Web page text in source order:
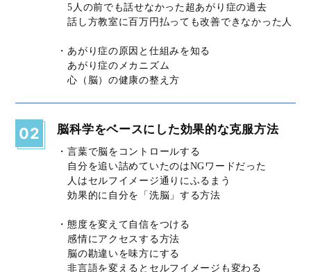
5人の前でも話せなかった超あがり症の過去
話し方教室に百万円払っても改善できなかった人
・あがり症の原因と仕組みを知る
あがり症のメカニズム
心（脳）の健康の整え方
02 脳科学をベースにした効果的な克服方法
・言葉で脳をコントロールする
自分を追い詰めていたのはNGワードだった
人はセルフイメージ通りにふるまう
効果的に自分を「洗脳」する方法
・態度を変えて自信をつける
感情にアクセスする方法
脳の勘違いを味方にする
非言語を変えるとセルフイメージも変わる